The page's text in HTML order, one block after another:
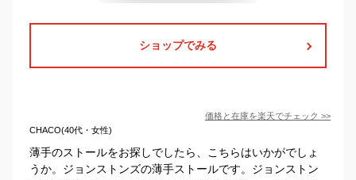
ショップでみる
価格と在庫を楽天でチェック >>
CHACO(40代・女性)
薄手のストールをお探しでしたら、こちらはいかがでしょ
うか。ジョンストンズの薄手ストールです。ジョンストン